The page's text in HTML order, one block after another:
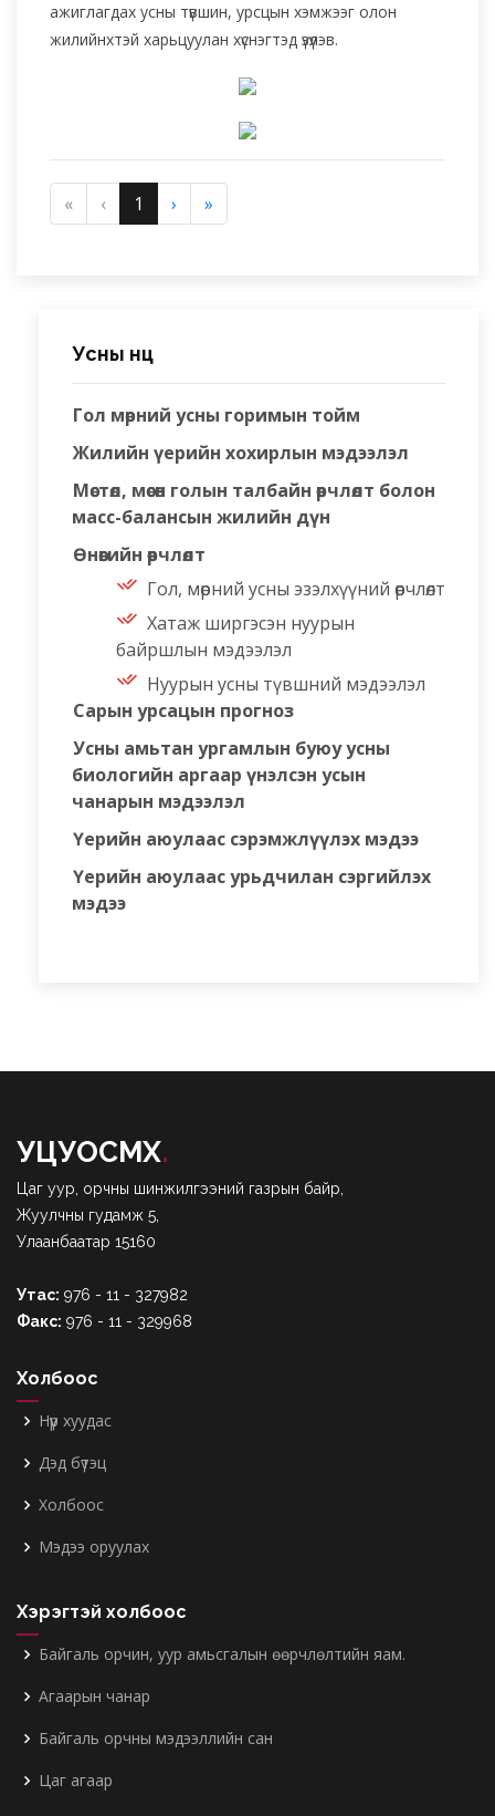
ажиглагдах усны түвшин, урсцын хэмжээг олон
жилийнхтэй харьцуулан хүснэгтэд үзүүлэв.
« ‹ 1 › »
Усны нөөц
Гол мөрний усны горимын тойм
Жилийн үерийн хохирлын мэдээлэл
Мөстөл, мөсөн голын талбайн өөрчлөлт болон
масс-балансын жилийн дүн
Өнөөгийн өөрчлөлт
Гол, мөрний усны эзэлхүүний өөрчлөлт
Хатаж ширгэсэн нуурын
байршлын мэдээлэл
Нуурын усны түвшний мэдээлэл
Сарын урсацын прогноз
Усны амьтан ургамлын буюу усны
биологийн аргаар үнэлсэн усын
чанарын мэдээлэл
Үерийн аюулаас сэрэмжлүүлэх мэдээ
Үерийн аюулаас урьдчилан сэргийлэх
мэдээ
УЦУОСМХ.
Цаг уур, орчны шинжилгээний газрын байр,
Жуулчны гудамж 5,
Улаанбаатар 15160
Утас: 976 - 11 - 327982
Факс: 976 - 11 - 329968
Холбоос
Нүүр хуудас
Дэд бүтэц
Холбоос
Мэдээ оруулах
Хэрэгтэй холбоос
Байгаль орчин, уур амьсгалын өөрчлөлтийн яам.
Агаарын чанар
Байгаль орчны мэдээллийн сан
Цаг агаар